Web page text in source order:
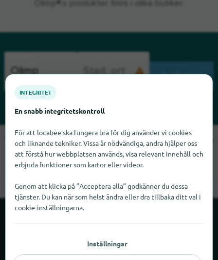
Olimp®:s produkter finns i olika butiker.
SÖKNING
Tyvärr kan vi inte hitta Olimp just nu. Om du vet var Olimp finns
skulle vi bli glada om du meddelade oss det.
Om locabee
INTEGRITET
En snabb integritetskontroll
För att locabee ska fungera bra för dig använder vi cookies
och liknande tekniker. Vissa är nödvändiga, andra hjälper oss
att förstå hur webbplatsen används, visa relevant innehåll och
erbjuda funktioner som kartor eller videor.
Genom att klicka på ”Acceptera alla” godkänner du dessa
tjänster. Du kan när som helst ändra eller dra tillbaka ditt val i
cookie-inställningarna.
Inställningar